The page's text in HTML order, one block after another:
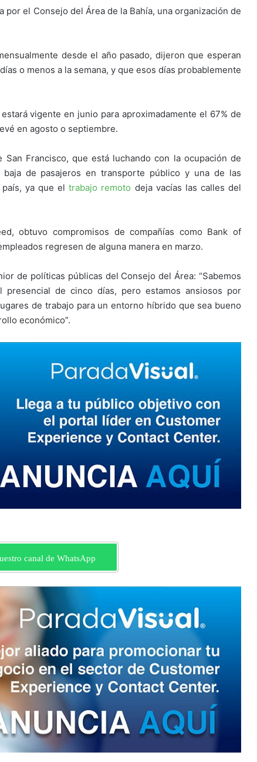
por el Consejo del Área de la Bahía, una organización de
desde el año pasado, dijeron que esperan
o menos a la semana, y que esos días probablemente
estará vigente en junio para aproximadamente el 67% de
en agosto o septiembre.
Francisco, que está luchando con la ocupación de
de pasajeros en transporte público y una de las
país, ya que eltrabajo remoto deja vacías las calles del
obtuvo compromisos de compañías como Bank of
regresen de alguna manera en marzo.
de políticas públicas del Consejo del Área: “Sabemos
presencial de cinco días, pero estamos ansiosos por
de trabajo para un entorno híbrido que sea bueno
económico”.
canal de WhatsApp